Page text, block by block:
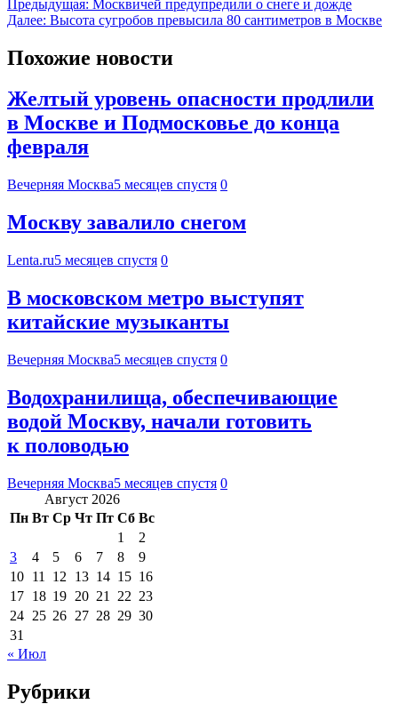
Предыдущая: Москвичей предупредили о снеге и дожде
Далее: Высота сугробов превысила 80 сантиметров в Москве
Похожие новости
Желтый уровень опасности продлили
в Москве и Подмосковье до конца
февраля
Вечерняя Москва5 месяцев спустя 0
Москву завалило снегом
Lenta.ru5 месяцев спустя 0
В московском метро выступят
китайские музыканты
Вечерняя Москва5 месяцев спустя 0
Водохранилища, обеспечивающие
водой Москву, начали готовить
к половодью
Вечерняя Москва5 месяцев спустя 0
Август 2026
Пн Вт Ср Чт Пт Сб Вс
1
2
3
4 5 6 7 8
9
10 11 12 13 14 15 16
17 18 19 20 21 22 23
24 25 26 27 28 29 30
31
« Июл
Рубрики